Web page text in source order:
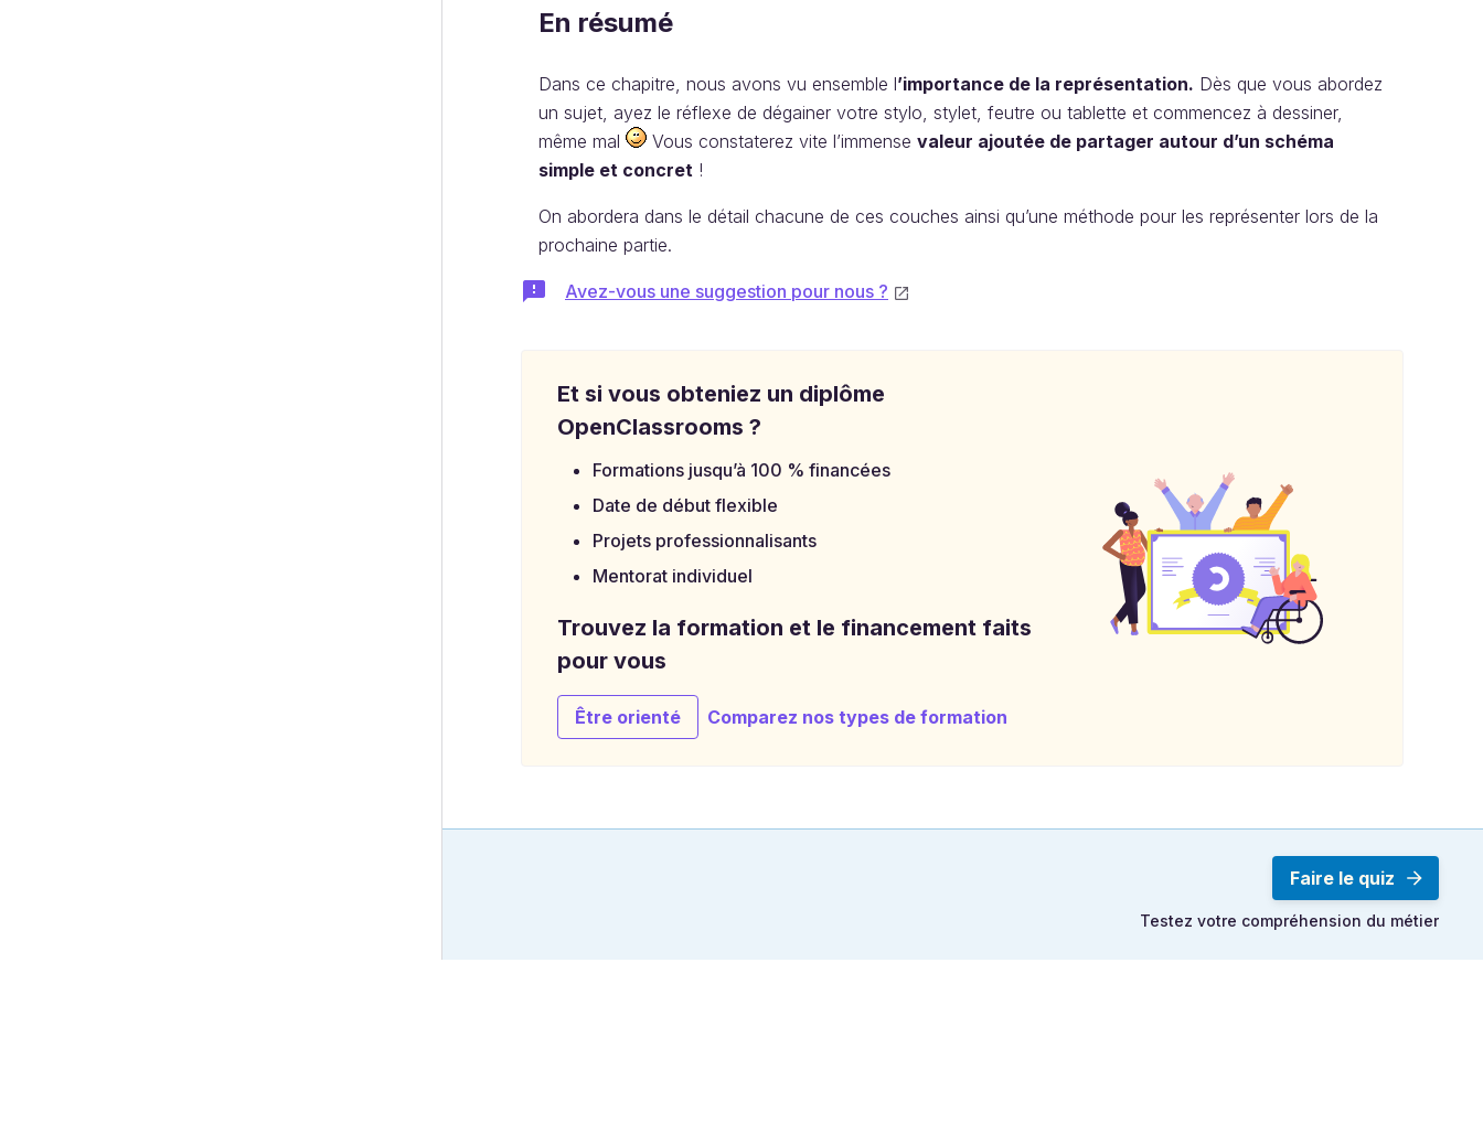
En résumé
Dans ce chapitre, nous avons vu ensemble l’importance de la représentation. Dès que vous abordez
un sujet, ayez le réflexe de dégainer votre stylo, stylet, feutre ou tablette et commencez à dessiner,
même mal
Vous constaterez vite l’immense valeur ajoutée de partager autour d’un schéma
simple et concret !
On abordera dans le détail chacune de ces couches ainsi qu’une méthode pour les représenter lors de la
prochaine partie.
Avez-vous une suggestion pour nous ?
Et si vous obteniez un diplôme
OpenClassrooms ?
Formations jusqu’à 100 % financées
Date de début flexible
Projets professionnalisants
Mentorat individuel
Trouvez la formation et le financement faits
pour vous
Être orienté Comparez nos types de formation
Faire le quiz
Testez votre compréhension du métier